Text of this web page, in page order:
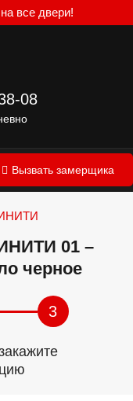
все двери!
08
Вызвать замерщика
01 –
черное
3